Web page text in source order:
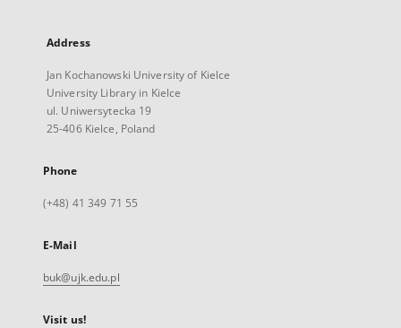
Address
Jan Kochanowski University of Kielce
University Library in Kielce
ul. Uniwersytecka 19
25-406 Kielce, Poland
Phone
(+48) 41 349 71 55
E-Mail
buk@ujk.edu.pl
Visit us!